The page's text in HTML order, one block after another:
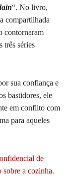
“. No livro,
compartilhada
contornaram
três séries
sua confiança e
bastidores, ele
em conflito com
para aqueles
de
a cozinha.